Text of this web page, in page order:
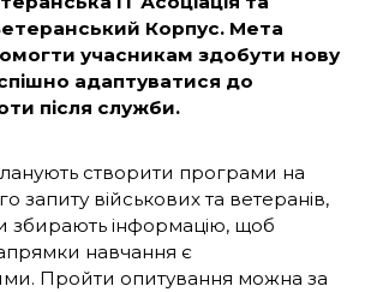
Корпус. Мета
учасникам здобути нову
адаптуватися до
після служби.
створити програми на
запиту військових та ветеранів,
збирають інформацію, щоб
навчання є
Пройти опитування можна за